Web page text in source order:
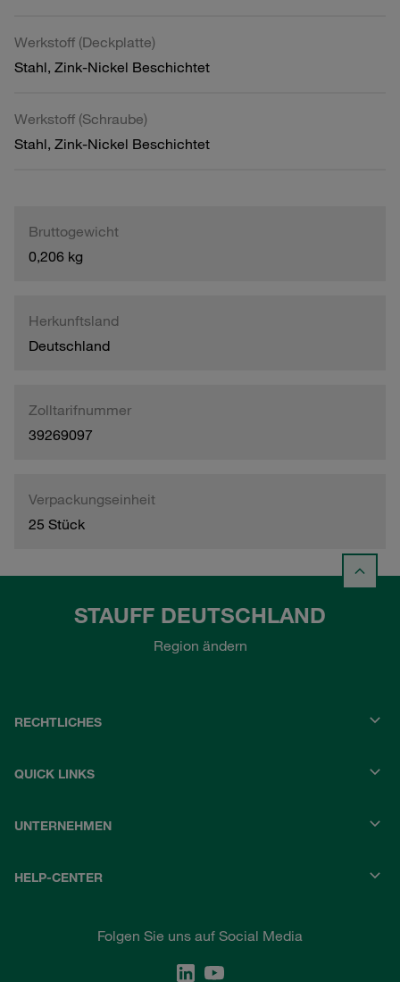
Werkstoff (Deckplatte)
Stahl, Zink-Nickel Beschichtet
Werkstoff (Schraube)
Stahl, Zink-Nickel Beschichtet
Bruttogewicht
0,206 kg
Herkunftsland
Deutschland
Zolltarifnummer
39269097
Verpackungseinheit
25 Stück
STAUFF DEUTSCHLAND
Region ändern
RECHTLICHES
QUICK LINKS
UNTERNEHMEN
HELP-CENTER
Folgen Sie uns auf Social Media